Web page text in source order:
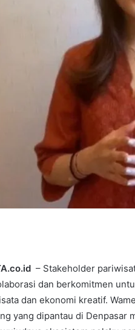
– Stakeholder
dan berkomitmen
dan ekonomi kreatif.
yang dipantau di Denpasar